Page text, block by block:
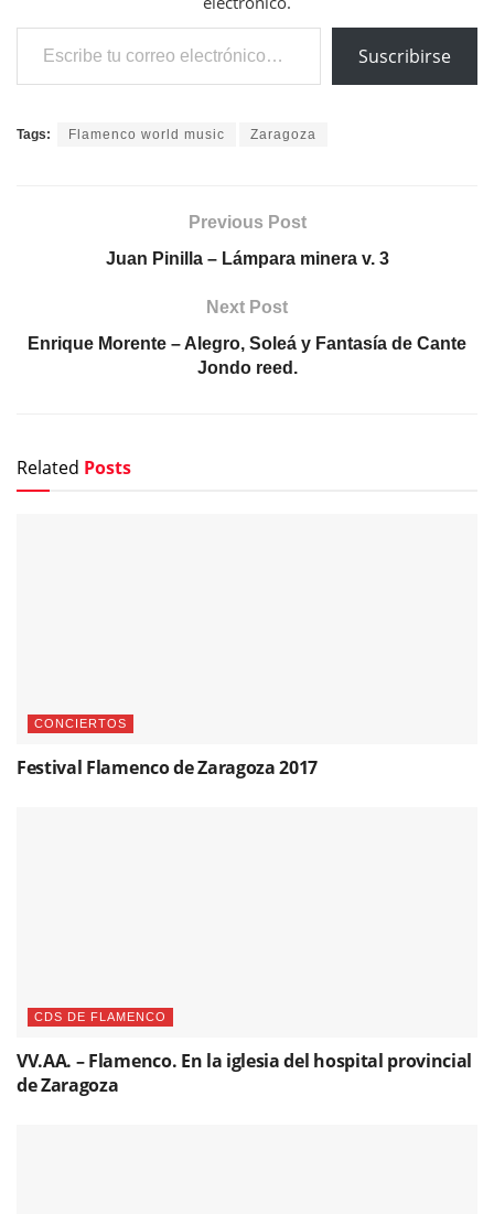
Escribe tu correo electrónico…
Suscribirse
Tags: Flamenco world music Zaragoza
Previous Post
Juan Pinilla – Lámpara minera v. 3
Next Post
Enrique Morente – Alegro, Soleá y Fantasía de Cante
Jondo reed.
Related Posts
CONCIERTOS
Festival Flamenco de Zaragoza 2017
CDS DE FLAMENCO
VV.AA. – Flamenco. En la iglesia del hospital provincial
de Zaragoza